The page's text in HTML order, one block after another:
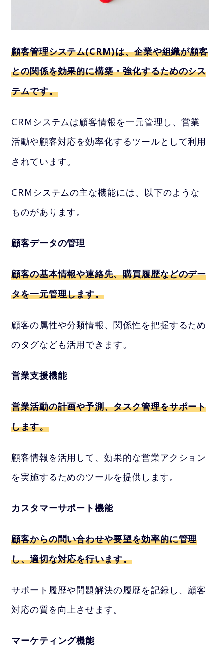
顧客管理システム(CRM)は、企業や組織が顧客
との関係を効果的に構築・強化するためのシス
テムです。
CRMシステムは顧客情報を一元管理し、営業
活動や顧客対応を効率化するツールとして利用
されています。
CRMシステムの主な機能には、以下のような
ものがあります。
顧客データの管理
顧客の基本情報や連絡先、購買履歴などのデー
タを一元管理します。
顧客の属性や分類情報、関係性を把握するため
のタグなども活用できます。
営業支援機能
営業活動の計画や予測、タスク管理をサポート
します。
顧客情報を活用して、効果的な営業アクション
を実施するためのツールを提供します。
カスタマーサポート機能
顧客からの問い合わせや要望を効率的に管理
し、適切な対応を行います。
サポート履歴や問題解決の履歴を記録し、顧客
対応の質を向上させます。
マーケティング機能